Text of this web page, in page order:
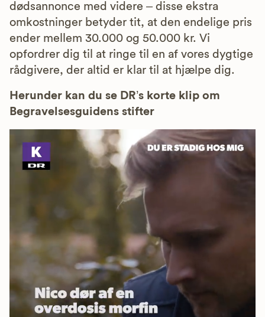
dødsannonce med videre – disse ekstra
omkostninger betyder tit, at den endelige pris
ender mellem 30.000 og 50.000 kr. Vi
opfordrer dig til at ringe til en af vores dygtige
rådgivere, der altid er klar til at hjælpe dig.
Herunder kan du se DR’s korte klip om
Begravelsesguidens stifter